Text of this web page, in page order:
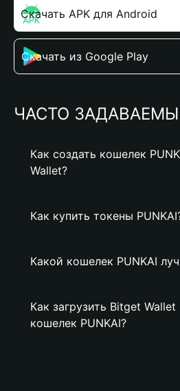
Скачать APK для Android
Скачать из Google Play
ЧАСТО
Как создать кошелек
Wallet?
Как купить токены
Какой кошелек PUNKAI
Как загрузить Bitget Wallet
кошелек PUNKAI?